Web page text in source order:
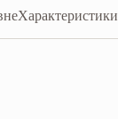
Характеристики